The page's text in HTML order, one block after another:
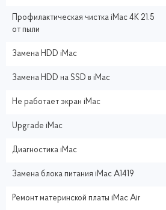
Профилактическая чистка iMac 4K 21.5
от пыли
Замена HDD iMac
Замена HDD на SSD в iMac
Не работает экран iMac
Upgrade iMac
Диагностика iMac
Замена блока питания iMac A1419
Ремонт материнской платы iMac Air